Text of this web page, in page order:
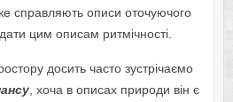
справляють описи оточуючого
цим описам ритмічності.
досить часто зустрічаємо
, хоча в описах природи він є